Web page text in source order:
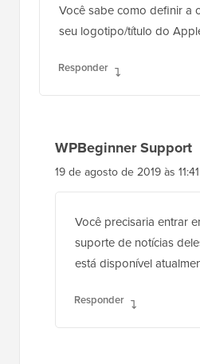
Você sabe como definir a
seu logotipo/título do
Responder
WPBeginner Support
19 de agosto de 2019 às 11:41
Você precisaria entrar
suporte de notícias
está disponível
Responder